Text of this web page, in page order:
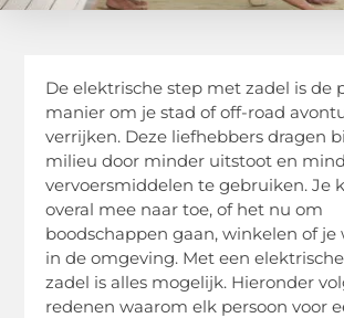
De elektrische step met zadel is de
manier om je stad of off-road
verrijken. Deze liefhebbers dragen
milieu door minder uitstoot en
vervoersmiddelen te gebruiken. Je
overal mee naar toe, of het nu om
boodschappen gaan, winkelen of je
in de omgeving. Met een
zadel is alles mogelijk. Hieronder
redenen waarom elk persoon voor